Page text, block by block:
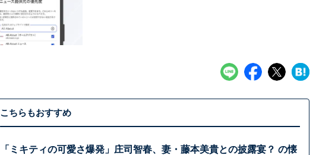
こちらもおすすめ
「ミキティの可愛さ爆発」庄司智春、妻・藤本美貴との披露宴？ の懐